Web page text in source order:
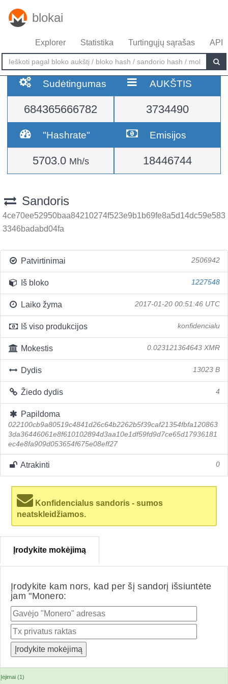
blokai
Explorer Statistika Turtingųjų sąrašas API
Sudėtingumas
684365666782
AUKŠTIS
3734490
"Hashrate"
5703.0 Mh/s
Emisijos
18446744
Sandoris
4ce70ee52950baa84210274f523e9b1b69fe8a5d14dc59e583
3346badabd04fa
Patvirtinimai 2506942
Iš bloko 1227548
Laiko žyma 2017-01-20 00:51:46 UTC
Iš viso produkcijos konfidencialu
Mokestis 0.023121364643 XMR
Dydis 13023 B
Žiedo dydis 4
Papildoma
022100cb9a80519c4841d26c64b2262b5f39caf21354fbfa120863
3da36446061e8f610102894d3aa10e1df59fd9d7ce65d17936181
ec4e8fa909d053654f675e08eff27
Atrakinti 0
Konfidencialus sandoris - sumos
neatskleidžiamos.
Įrodykite mokėjimą
Įrodykite kam nors, kad per šį sandorį išsiuntėte
jam "Monero:
Įėjimai (1)